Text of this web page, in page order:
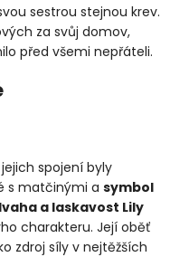
sestrou stejnou krev.
za svůj domov,
před všemi nepřáteli.
spojení byly
s matčinými a symbol
a laskavost Lily
charakteru. Její oběť
zdroj síly v nejtěžších